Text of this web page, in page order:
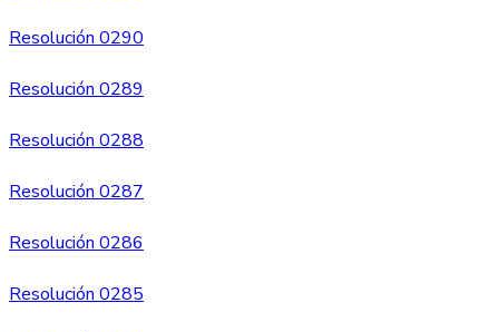
Resolución 0290
Resolución 0289
Resolución 0288
Resolución 0287
Resolución 0286
Resolución 0285